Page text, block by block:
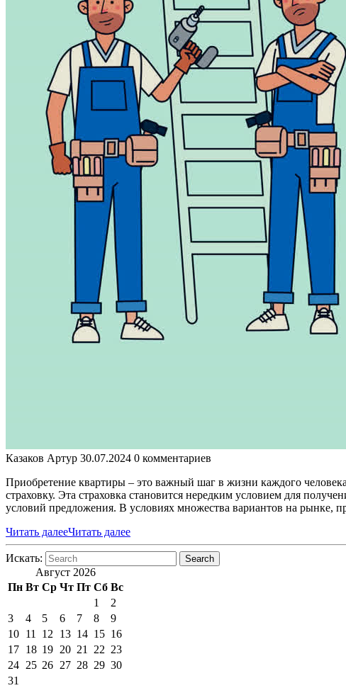
Казаков Артур 30.07.2024 0 комментариев
Приобретение квартиры – это важный шаг в жизни каждого
страховку. Эта страховка становится нередким условием для
условий предложения. В условиях множества вариантов на
Читать далееЧитать далее
Искать: Search
Август 2026
Пн Вт Ср Чт Пт Сб Вс
1
2
3
4 5 6 7 8
9
10 11 12 13 14 15 16
17 18 19 20 21 22 23
24 25 26 27 28 29 30
31